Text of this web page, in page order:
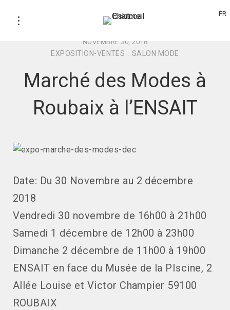
FR
NOVEMBRE 30, 2018
EXPOSITION-VENTES SALON MODE
Marché des Modes à
Roubaix à l’ENSAIT
Date: Du 30 Novembre au 2 décembre
2018
Vendredi 30 novembre de 16h00 à 21h00
Samedi 1 décembre de 12h00 à 23h00
Dimanche 2 décembre de 11h00 à 19h00
ENSAIT en face du Musée de la PIscine, 2
Allée Louise et Victor Champier 59100
ROUBAIX